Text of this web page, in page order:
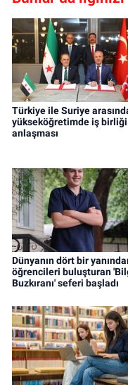
Türkiye ile Suriye
yükseköğretimde iş birliği
anlaşması
Dünyanın dört bir
öğrencileri buluşturan
Buzkıranı' seferi başladı